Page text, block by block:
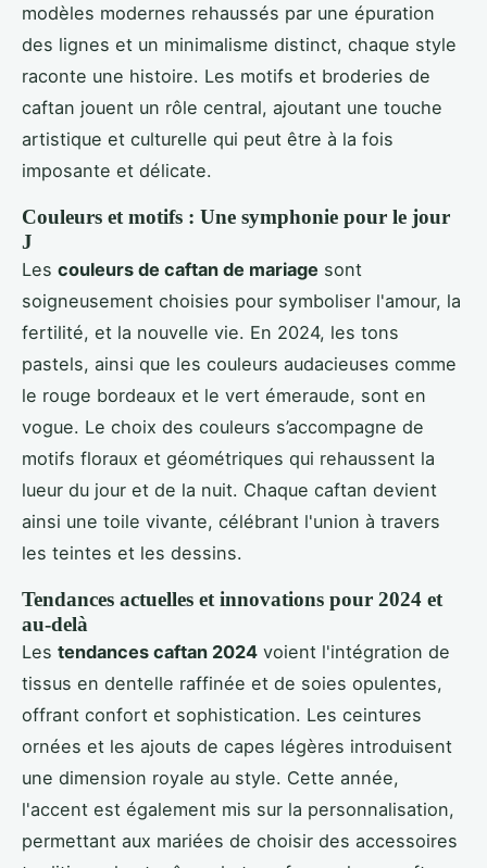
modèles modernes rehaussés par une épuration
des lignes et un minimalisme distinct, chaque style
raconte une histoire. Les motifs et broderies de
caftan jouent un rôle central, ajoutant une touche
artistique et culturelle qui peut être à la fois
imposante et délicate.
Couleurs et motifs : Une symphonie pour le jour
J
Les couleurs de caftan de mariage sont
soigneusement choisies pour symboliser l'amour, la
fertilité, et la nouvelle vie. En 2024, les tons
pastels, ainsi que les couleurs audacieuses comme
le rouge bordeaux et le vert émeraude, sont en
vogue. Le choix des couleurs s’accompagne de
motifs floraux et géométriques qui rehaussent la
lueur du jour et de la nuit. Chaque caftan devient
ainsi une toile vivante, célébrant l'union à travers
les teintes et les dessins.
Tendances actuelles et innovations pour 2024 et
au-delà
Les tendances caftan 2024 voient l'intégration de
tissus en dentelle raffinée et de soies opulentes,
offrant confort et sophistication. Les ceintures
ornées et les ajouts de capes légères introduisent
une dimension royale au style. Cette année,
l'accent est également mis sur la personnalisation,
permettant aux mariées de choisir des accessoires